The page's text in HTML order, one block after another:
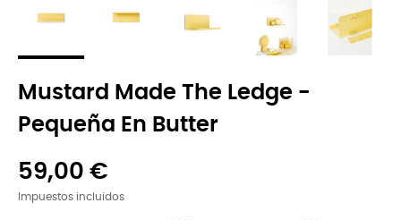
Mustard Made The Ledge -
Pequeña En Butter
59,00 €
Impuestos incluidos